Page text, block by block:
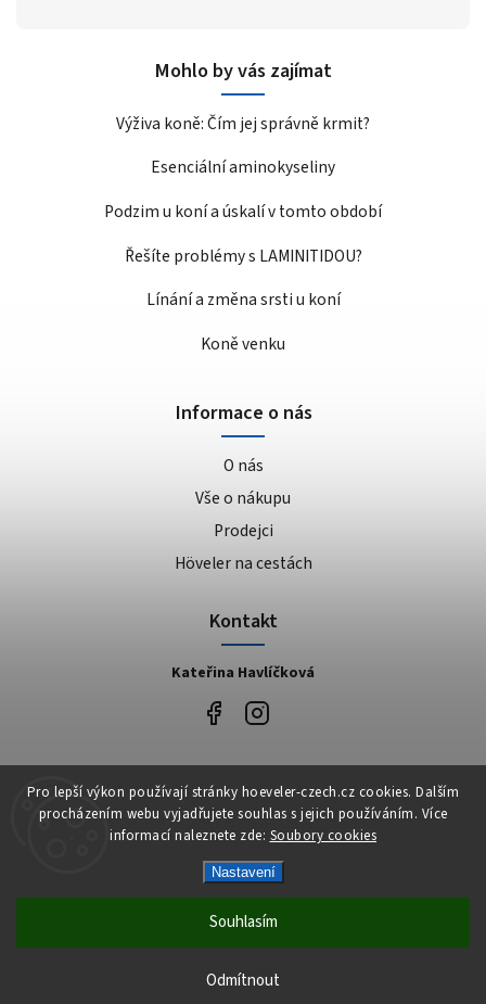
Pro lepší výkon používají stránky hoeveler-czech.cz cookies. Dalším
procházením webu vyjadřujete souhlas s jejich používáním. Více
informací naleznete zde: Soubory cookies
Nastavení
Odmítnout
Souhlasím
Mohlo by vás zajímat
Výživa koně: Čím jej správně krmit?
Esenciální aminokyseliny
Podzim u koní a úskalí v tomto období
Řešíte problémy s LAMINITIDOU?
Línání a změna srsti u koní
Koně venku
Informace o nás
O nás
Vše o nákupu
Prodejci
Höveler na cestách
Kontakt
Kateřina Havlíčková
Facebook
VytvořilShoptet| Design